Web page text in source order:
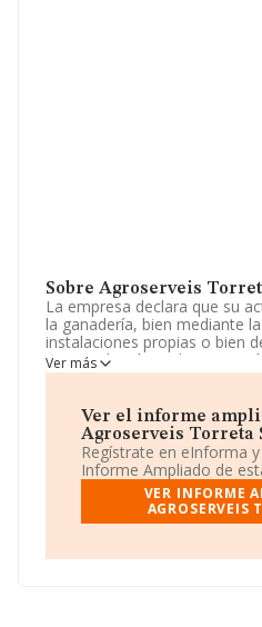
Sobre Agroserveis
La empresa declara que su
la ganadería, bien mediante
instalaciones propias o bien
intermediación en la
ingeniería agrícola y el
Mercantil como Sociedad
corresponde a 0125 con
árboles y arbustos frutales y
no tiene actividad en
El número de empleados ha
al 2017 y atendiendo a los
estado por debajo de la
Ver más
Ver el informe
Agroserveis Torreta
Regístrate en eInforma
Informe Ampliado de
VER INFORME
AGROSERVEIS